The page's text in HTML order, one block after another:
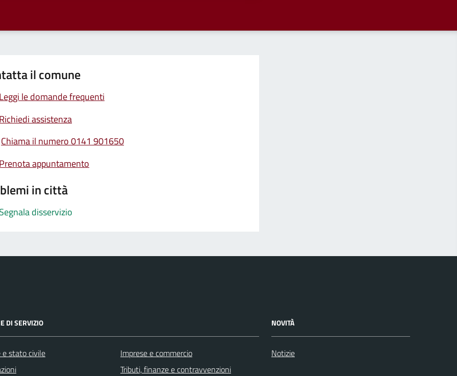
il comune
Leggi le domande frequenti
Richiedi assistenza
Chiama il numero 0141 901650
Prenota appuntamento
in città
Segnala disservizio
DI SERVIZIO
e stato civile
Imprese e commercio
Tributi, finanze e contravvenzioni
NOVITÀ
Notizie